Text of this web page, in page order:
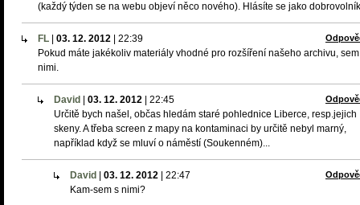
(každý týden se na webu objeví něco nového). Hlásíte se jako
FL 03. 12. 2012 22:39
Pokud máte jakékoliv materiály vhodné pro rozšíření našeho archivu,
nimi.
David 03. 12. 2012 22:45
Určitě bych našel, občas hledám staré pohlednice Liberce, resp.jejich
skeny. A třeba screen z mapy na kontaminaci by určitě nebyl marný,
například když se mluví o náměstí (Soukenném)...
David 03. 12. 2012 22:47
Kam-sem s nimi?